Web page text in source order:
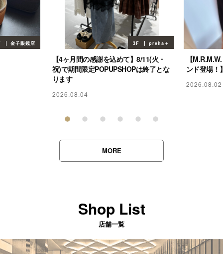
金子眼鏡店 3F preha＋
【4ヶ月間の感謝を込めて】8/11(火・
祝)で期間限定POPUPSHOPは終了とな
ります
2026.08.04
【
ンド登場！
2026.08.02
MORE
Shop List
店舗一覧